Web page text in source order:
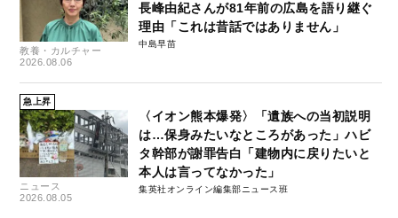
教養・カルチャー
2026.08.06
長峰由紀さんが81年前の広島を語り継ぐ
理由「これは昔話ではありません」
中島早苗
急上昇
ニュース
2026.08.05
〈イオン熊本爆発〉「遺族への当初説明
は…保身みたいなところがあった」ハビ
タ幹部が謝罪告白「建物内に戻りたいと
本人は言ってなかった」
集英社オンライン編集部ニュース班